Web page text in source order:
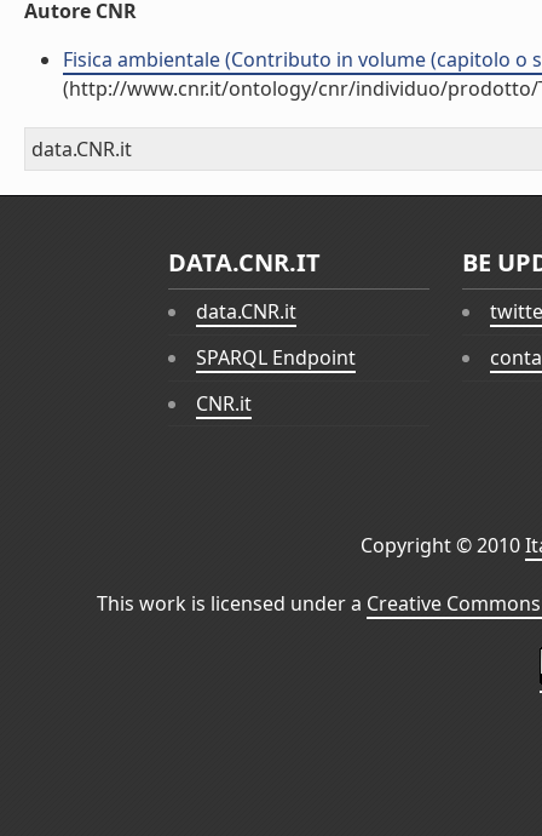
Autore CNR
Fisica ambientale (Contributo in volume (capitolo o
(http://www.cnr.it/ontology/cnr/individuo/prodotto/
data.CNR.it
DATA.CNR.IT
data.CNR.it
SPARQL Endpoint
CNR.it
BE
Copyright © 2010
This work is licensed under a Creative